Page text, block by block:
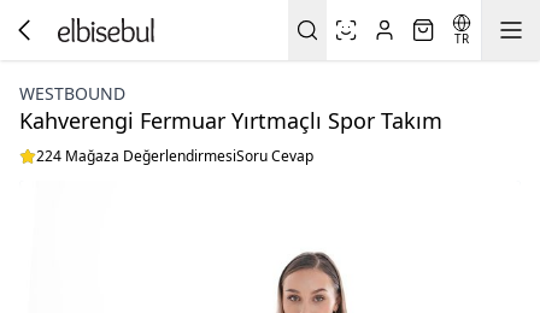
TR
WESTBOUND
Kahverengi Fermuar Yırtmaçlı Spor Takım
224 Mağaza DeğerlendirmesiSoru Cevap